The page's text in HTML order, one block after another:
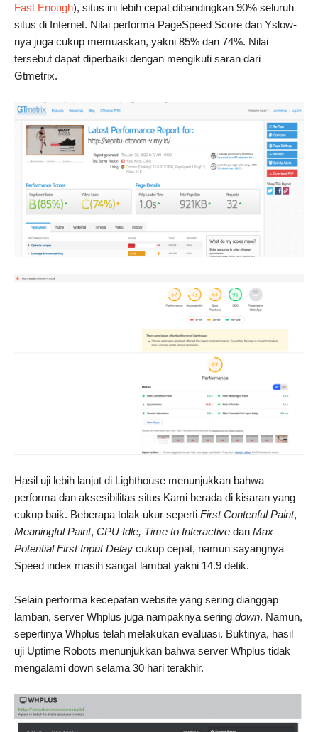
Fast Enough), situs ini lebih cepat dibandingkan 90% seluruh
situs di Internet. Nilai performa PageSpeed Score dan Yslow-
nya juga cukup memuaskan, yakni 85% dan 74%. Nilai
tersebut dapat diperbaiki dengan mengikuti saran dari
Gtmetrix.
Hasil uji lebih lanjut di Lighthouse menunjukkan bahwa
performa dan aksesibilitas situs Kami berada di kisaran yang
cukup baik. Beberapa tolak ukur seperti First Contenful Paint,
Meaningful Paint, CPU Idle, Time to Interactive dan Max
Potential First Input Delay cukup cepat, namun sayangnya
Speed index masih sangat lambat yakni 14.9 detik.
Selain performa kecepatan website yang sering dianggap
lamban, server Whplus juga nampaknya sering down. Namun,
sepertinya Whplus telah melakukan evaluasi. Buktinya, hasil
uji Uptime Robots menunjukkan bahwa server Whplus tidak
mengalami down selama 30 hari terakhir.